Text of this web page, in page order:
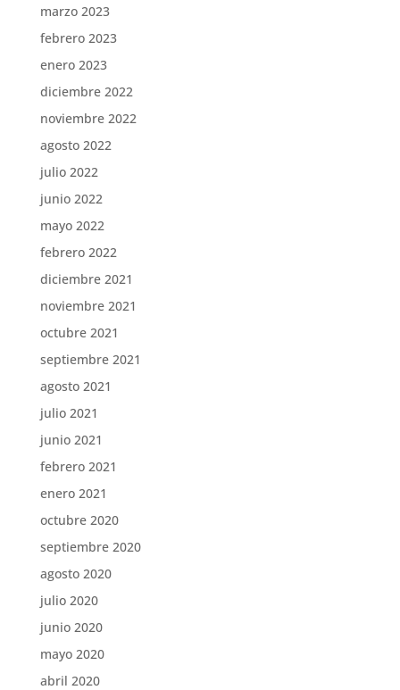
marzo 2023
febrero 2023
enero 2023
diciembre 2022
noviembre 2022
agosto 2022
julio 2022
junio 2022
mayo 2022
febrero 2022
diciembre 2021
noviembre 2021
octubre 2021
septiembre 2021
agosto 2021
julio 2021
junio 2021
febrero 2021
enero 2021
octubre 2020
septiembre 2020
agosto 2020
julio 2020
junio 2020
mayo 2020
abril 2020